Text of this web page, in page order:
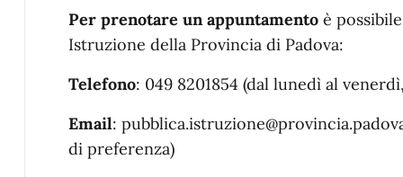
Per prenotare un appuntamentoè
Istruzione della Provincia di Padova:
Telefono: 049 8201854 (dal lunedì al
Email:
di preferenza)